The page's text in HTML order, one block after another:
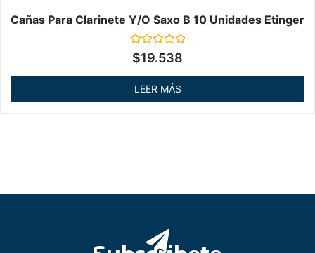
Cañas Para Clarinete Y/o Saxo B 10 Unidades Etinger
Valorado
en
de
$19.538
LEER MÁS